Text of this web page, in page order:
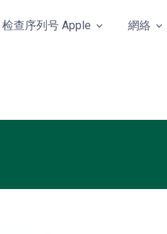
检查序列号 Apple 網絡